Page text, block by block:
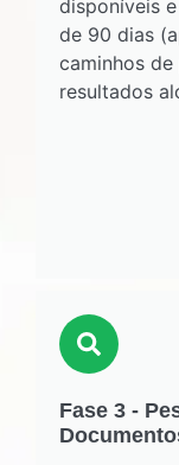
disponíveis
de 90 dias
caminhos
resultados
Fase 3 -